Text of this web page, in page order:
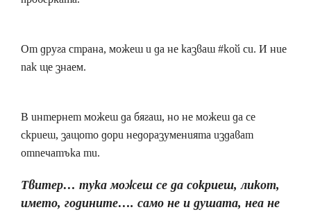
От друга страна, можеш и да не казваш #кой си. И ние
пак ще знаем.
В интернет можеш да бягаш, но не можеш да се
скриеш, защото дори недоразуменията издават
отпечатъка ти.
Твитер… тука можеш се да сокриеш, ликот,
името, годините…. само не и душата, неа не